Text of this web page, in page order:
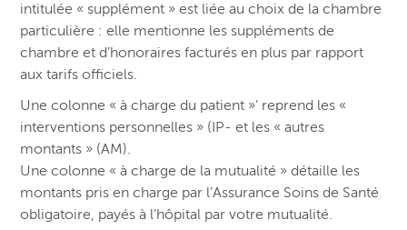
intitulée « supplément » est liée au choix de la chambre
particulière : elle mentionne les suppléments de
chambre et d’honoraires facturés en plus par rapport
aux tarifs officiels.
Une colonne « à charge du patient »’ reprend les «
interventions personnelles » (IP- et les « autres
montants » (AM).
Une colonne « à charge de la mutualité » détaille les
montants pris en charge par l’Assurance Soins de Santé
obligatoire, payés à l’hôpital par votre mutualité.